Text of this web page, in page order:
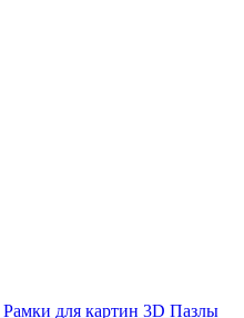
Рамки для картин 3D Пазлы